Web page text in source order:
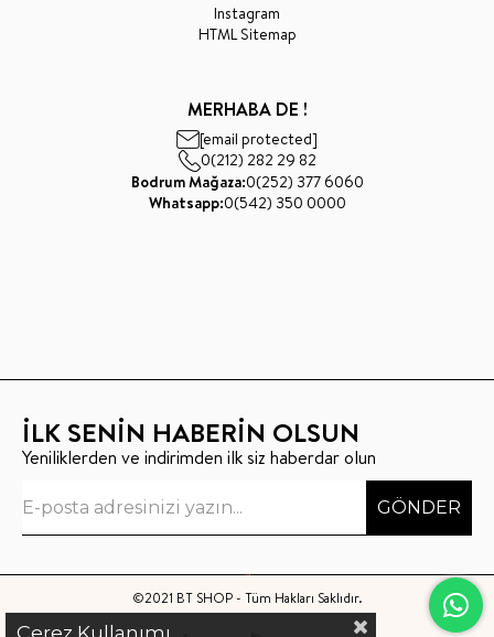
Instagram
HTML Sitemap
MERHABA DE !
[email protected]
0(212) 282 29 82
Bodrum Mağaza:0(252) 377 6060
Whatsapp:0(542) 350 0000
İLK SENİN HABERİN OLSUN
Yeniliklerden ve indirimden ilk siz haberdar olun
GÖNDER
©2021 BT SHOP - Tüm Hakları Saklıdır.
Çerez Kullanımı